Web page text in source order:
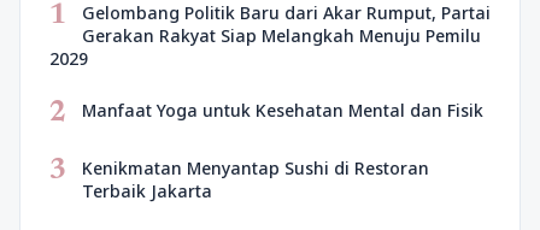
1
Gelombang Politik Baru dari Akar Rumput, Partai
Gerakan Rakyat Siap Melangkah Menuju Pemilu
2029
2 Manfaat Yoga untuk Kesehatan Mental dan Fisik
3
Kenikmatan Menyantap Sushi di Restoran
Terbaik Jakarta